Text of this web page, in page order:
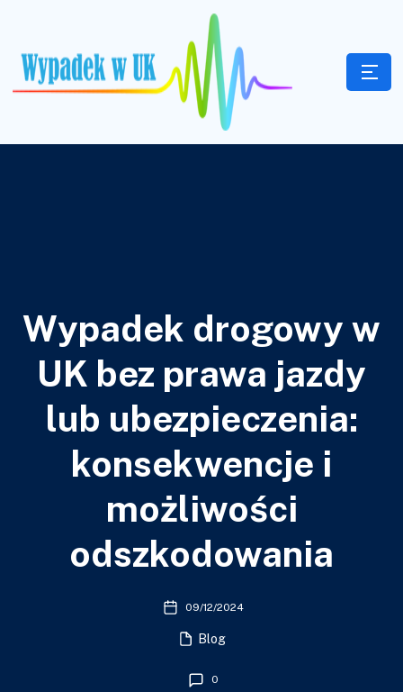
Wypadek drogowy w
UK bez prawa jazdy
lub ubezpieczenia:
konsekwencje i
możliwości
odszkodowania
09/12/2024
Blog
0